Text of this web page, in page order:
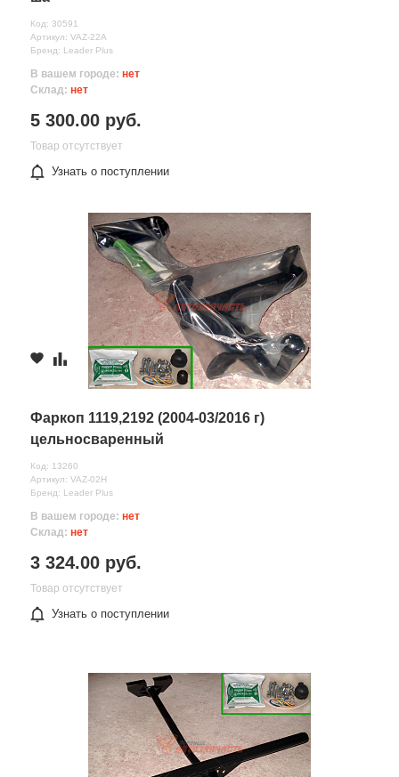
Код: 30591
Артикул: VAZ-22A
Бренд: Leader Plus
В вашем городе: нет
Склад: нет
5 300.00 руб.
Товар отсутствует
Узнать о поступлении
Фаркоп 1119,2192 (2004-03/2016 г)
цельносваренный
Код: 13260
Артикул: VAZ-02H
Бренд: Leader Plus
В вашем городе: нет
Склад: нет
3 324.00 руб.
Товар отсутствует
Узнать о поступлении